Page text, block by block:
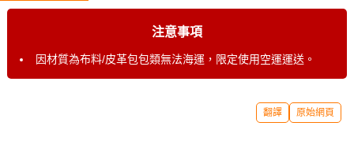
注意事項
因材質為布料/皮革包包類無法海運，限定使用空運運送。
翻譯 原始網頁